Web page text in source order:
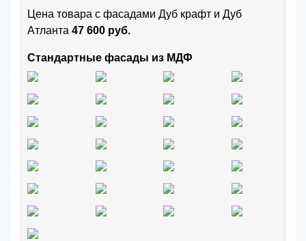
Цена товара с фасадами Дуб крафт и Дуб
Атланта 47 600 руб.
Стандартные фасады из МДФ